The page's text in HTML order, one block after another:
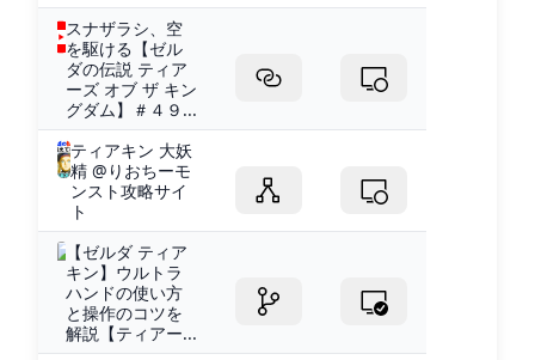
スナザラシ、空
を駆ける【ゼル
ダの伝説 ティア
ーズ オブ ザ キン
グダム】＃４９...
ティアキン 大妖
精 @りおちーモ
ンスト攻略サイ
ト
【ゼルダ ティア
キン】ウルトラ
ハンドの使い方
と操作のコツを
解説【ティアー...